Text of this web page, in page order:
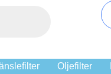
Oljefilter